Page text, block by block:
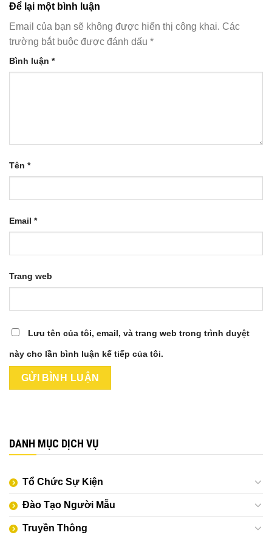
Để lại một bình luận
Email của bạn sẽ không được hiển thị công khai. Các
trường bắt buộc được đánh dấu *
Bình luận *
Tên *
Email *
Trang web
Lưu tên của tôi, email, và trang web trong trình duyệt
này cho lần bình luận kế tiếp của tôi.
DANH MỤC DỊCH VỤ
Tổ Chức Sự Kiện
Đào Tạo Người Mẫu
Truyền Thông